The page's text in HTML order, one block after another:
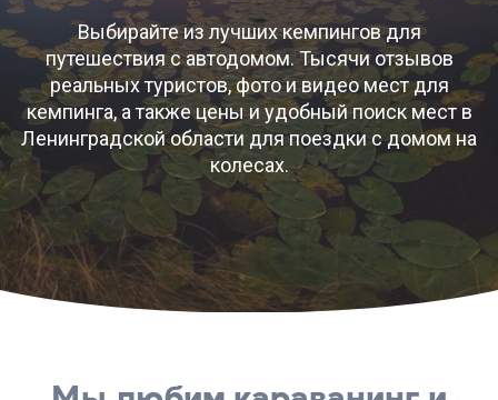
Выбирайте из лучших кемпингов для
путешествия с автодомом. Тысячи отзывов
реальных туристов, фото и видео мест для
кемпинга, а также цены и удобный поиск мест в
Ленинградской области для поездки с домом на
колесах.